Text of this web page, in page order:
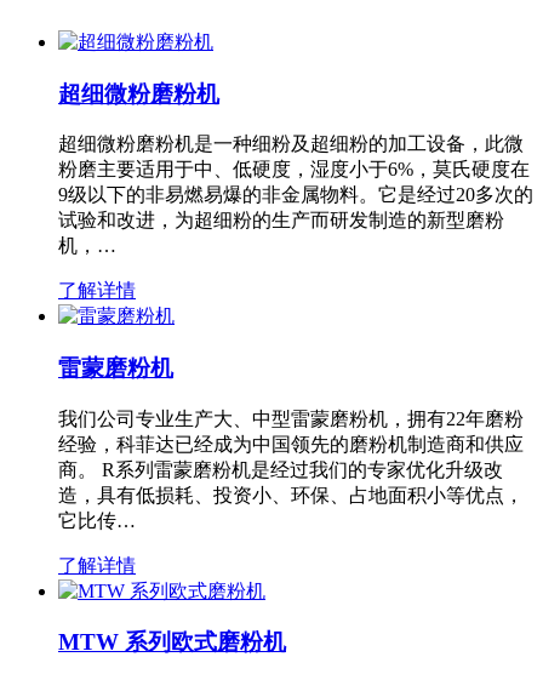
超细微粉磨粉机
超细微粉磨粉机是一种细粉及超细粉的加工设备，此微
粉磨主要适用于中、低硬度，湿度小于6%，莫氏硬度在
9级以下的非易燃易爆的非金属物料。它是经过20多次的
试验和改进，为超细粉的生产而研发制造的新型磨粉
机，…
了解详情
雷蒙磨粉机
我们公司专业生产大、中型雷蒙磨粉机，拥有22年磨粉
经验，科菲达已经成为中国领先的磨粉机制造商和供应
商。 R系列雷蒙磨粉机是经过我们的专家优化升级改
造，具有低损耗、投资小、环保、占地面积小等优点，
它比传…
了解详情
MTW 系列欧式磨粉机